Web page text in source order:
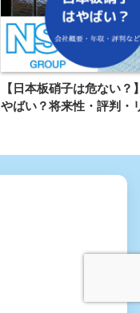
【日本板硝子は危ない？
やばい？将来性・評判・